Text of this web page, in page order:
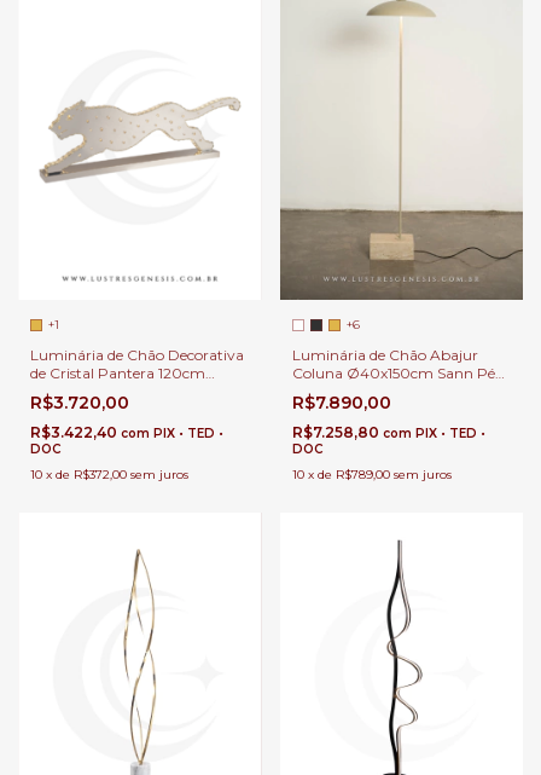
+1
Luminária de Chão Decorativa
de Cristal Pantera 120cm
Cromado Para Sala de Estar,
Escritórios e Hall de Entrada
R$3.720,00
R$3.422,40 com PIX • TED •
DOC
10 x de R$372,00 sem juros
+6
Luminária de Chão Abajur
Coluna Ø40x150cm Sann Pé
de Mármore com LED
Integrado 1200Lm para
Leitura, Quartos, Escritórios e
Áreas Internas
R$7.890,00
R$7.258,80 com PIX • TED •
DOC
10 x de R$789,00 sem juros